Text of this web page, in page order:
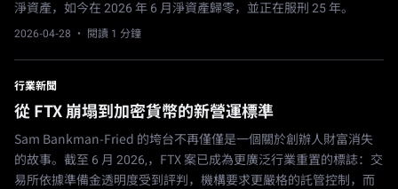
淨資產，如今在 2026 年 6 月淨資產歸零，並正在服刑 25 年。
2026-04-28 · 閱讀 1 分鐘
行業新聞
從 FTX 崩塌到加密貨幣的新營運標準
Sam Bankman-Fried 的垮台不再僅僅是一個關於創辦人財富消失
的故事。截至 6 月 2026,，FTX 案已成為更廣泛行業重置的標誌：交
易所依據準備金透明度受到評判，機構要求更嚴格的託管控制，而